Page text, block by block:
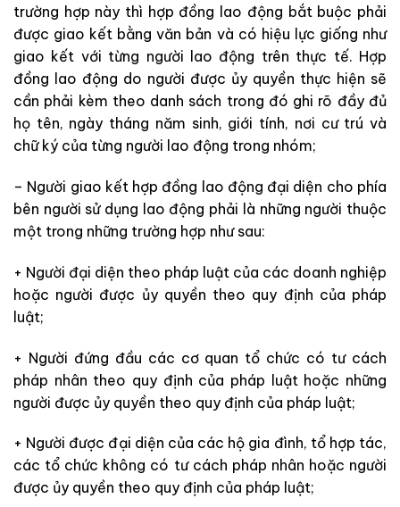
trường hợp này thì hợp đồng lao động bắt buộc phải
được giao kết bằng văn bản và có hiệu lực giống như
giao kết với từng người lao động trên thực tế. Hợp
đồng lao động do người được ủy quyền thực hiện sẽ
cần phải kèm theo danh sách trong đó ghi rõ đầy đủ
họ tên, ngày tháng năm sinh, giới tính, nơi cư trú và
chữ ký của từng người lao động trong nhóm;
– Người giao kết hợp đồng lao động đại diện cho phía
bên người sử dụng lao động phải là những người thuộc
một trong những trường hợp như sau:
+ Người đại diện theo pháp luật của các doanh nghiệp
hoặc người được ủy quyền theo quy định của pháp
luật;
+ Người đứng đầu các cơ quan tổ chức có tư cách
pháp nhân theo quy định của pháp luật hoặc những
người được ủy quyền theo quy định của pháp luật;
+ Người được đại diện của các hộ gia đình, tổ hợp tác,
các tổ chức không có tư cách pháp nhân hoặc người
được ủy quyền theo quy định của pháp luật;